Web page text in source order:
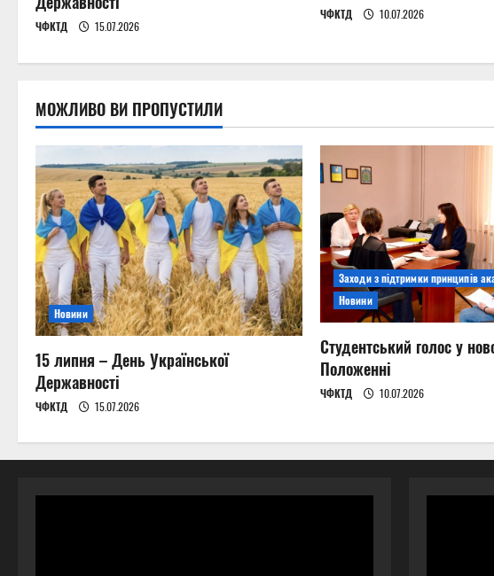
i
o
n
ЧФКТД 15.07.2026
ЧФКТД 10.07.2026
МОЖЛИВО ВИ ПРОПУСТИЛИ
Новини
15 липня – День Української
Державності
ЧФКТД 15.07.2026
Заходи з підтримки принципів
Новини
Студентський голос у
Положенні
ЧФКТД 10.07.2026